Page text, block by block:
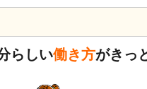
ですよね。あったらいいケア
って、すごくネガティブだと
介護の世界って「できて当たり
の人じゃないんだから、できな
らしい働き方がきっ